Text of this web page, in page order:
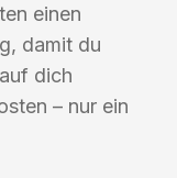
einen
damit du
dich
– nur ein